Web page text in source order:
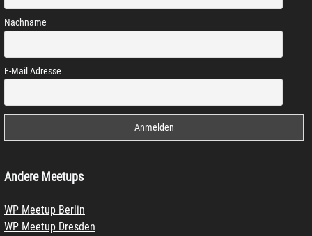
Nachname
E-Mail Adresse
Andere Meetups
WP Meetup Berlin
WP Meetup Dresden